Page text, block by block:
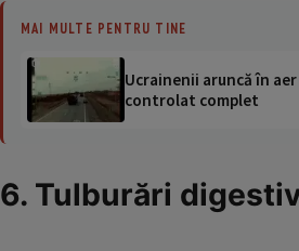
MAI MULTE PENTRU TINE
Ucrainenii aruncă în
controlat complet
6. Tulburări